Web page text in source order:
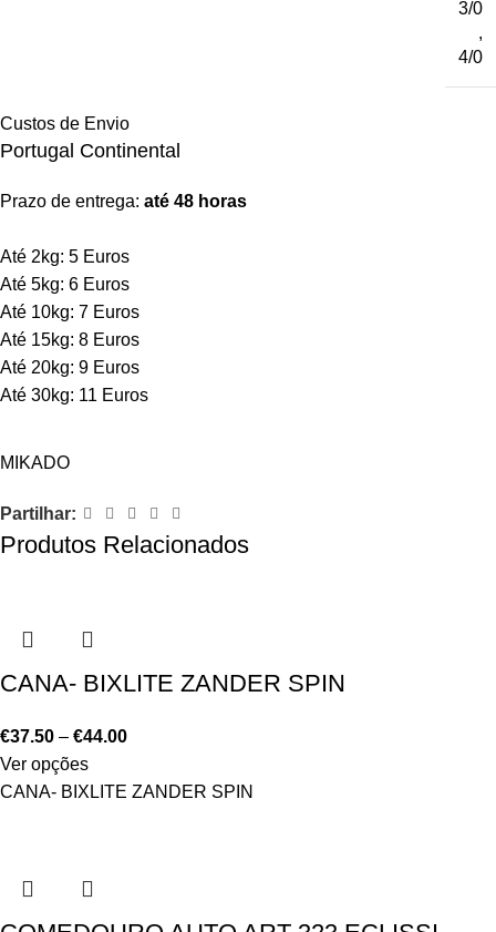
3/0
,
4/0
Custos de Envio
Portugal Continental
Prazo de entrega: até 48 horas
Até 2kg: 5 Euros
Até 5kg: 6 Euros
Até 10kg: 7 Euros
Até 15kg: 8 Euros
Até 20kg: 9 Euros
Até 30kg: 11 Euros
MIKADO
Partilhar:
Produtos Relacionados
CANA- BIXLITE ZANDER SPIN
€37.50 – €44.00
Ver opções
CANA- BIXLITE ZANDER SPIN